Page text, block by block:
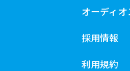
オーディ
採用情報
利用規約